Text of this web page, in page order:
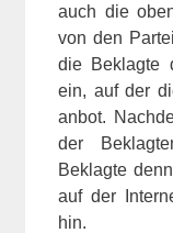
auch die
von den
die Beklagte
ein, auf der
anbot.
der
Beklagte
auf der
hin.